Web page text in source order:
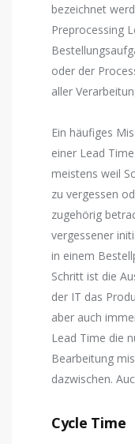
bezeichnet
Preprocessing
oder der
aller
Ein häufiges
einer Lead
meistens weil
zu vergessen
zugehörig
vergessener
in einem
Schritt ist die
der IT das
aber auch
Lead Time die
Bearbeitung
dazwischen.
Cycle Time